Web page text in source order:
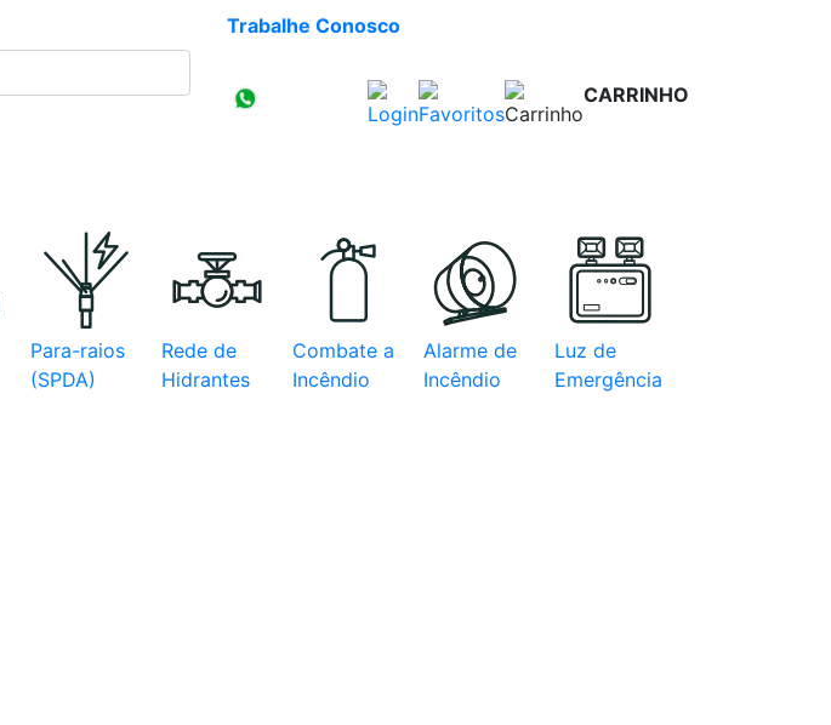
Trabalhe Conosco
CARRINHO
Para-raios
(SPDA)
Rede de
Hidrantes
Combate a
Incêndio
Alarme de
Incêndio
Luz de
Emergência